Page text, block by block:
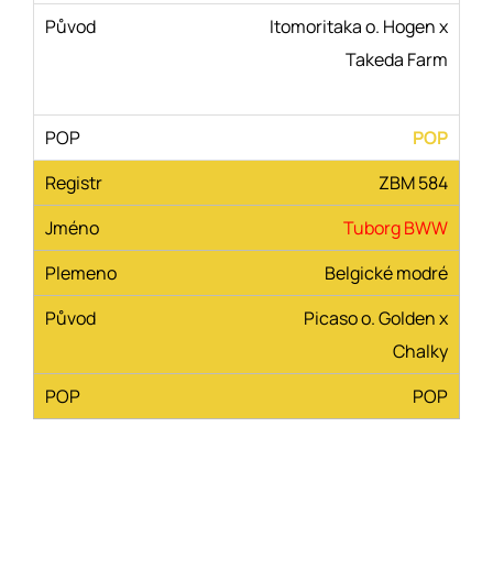
Itomoritaka o. Hogen x
Takeda Farm
POP
ZBM 584
Tuborg BWW
Belgické modré
Picaso o. Golden x
Chalky
POP